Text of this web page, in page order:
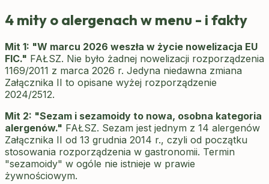
4 mity o alergenach w menu - i fakty
Mit 1: "W marcu 2026 weszła w życie nowelizacja EU
FIC." FAŁSZ. Nie było żadnej nowelizacji rozporządzenia
1169/2011 z marca 2026 r. Jedyna niedawna zmiana
Załącznika II to opisane wyżej rozporządzenie
2024/2512.
Mit 2: "Sezam i sezamoidy to nowa, osobna kategoria
alergenów." FAŁSZ. Sezam jest jednym z 14 alergenów
Załącznika II od 13 grudnia 2014 r., czyli od początku
stosowania rozporządzenia w gastronomii. Termin
"sezamoidy" w ogóle nie istnieje w prawie
żywnościowym.